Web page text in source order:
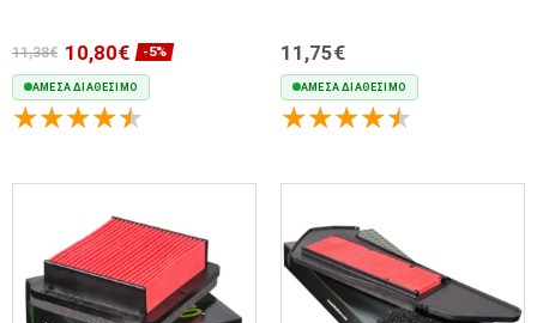
11,38€ 10,80€ -5%
ΆΜΕΣΑ ΔΙΑΘΈΣΙΜΟ
11,75€
ΆΜΕΣΑ ΔΙΑΘΈΣΙΜΟ